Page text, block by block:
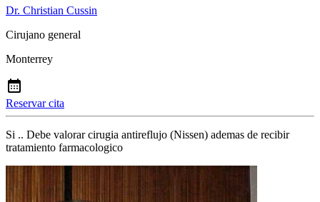
Dr. Christian Cussin
Cirujano general
Monterrey
Reservar cita
Si .. Debe valorar cirugia antireflujo (Nissen) ademas de recibir
tratamiento farmacologico